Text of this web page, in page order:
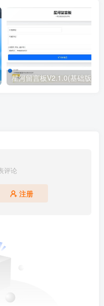
星河留言板V2.1.0(基础版)
评论
注册